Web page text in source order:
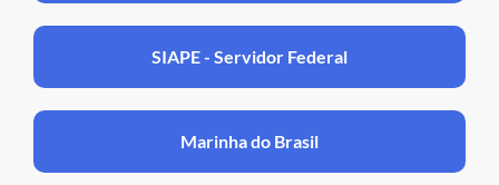
SIAPE - Servidor Federal
Marinha do Brasil